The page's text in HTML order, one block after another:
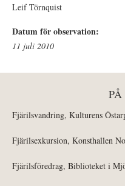
Leif Törnquist
Datum för observation:
11 juli 2010
Fjärilsvandring, Kulturens
Fjärilsexkursion, Konsthallen
Fjärilsföredrag, Biblioteket i